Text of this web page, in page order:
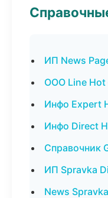
ИП News
ООО Line
Инфо Expert
Инфо Direct
Справочник
ИП Spravka
News